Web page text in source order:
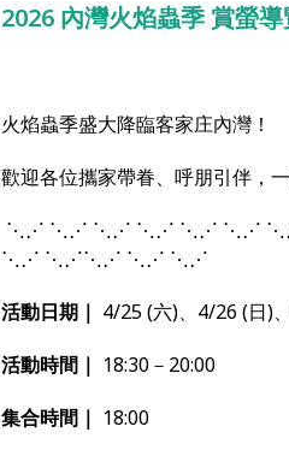
2026 內灣火焰蟲季 賞螢
火焰蟲季盛大降臨客家庄內灣！
歡迎各位攜家帶眷、呼朋引伴，
⋱⋰ ⋱⋰ ⋱⋰ ⋱⋰ ⋱⋰ ⋱⋰
⋱⋰ ⋱⋰⋱⋰ ⋱⋰ ⋱⋰
活動日期｜ 4/25 (六)、4/26 (日)
活動時間｜ 18:30－20:00
集合時間｜ 18:00